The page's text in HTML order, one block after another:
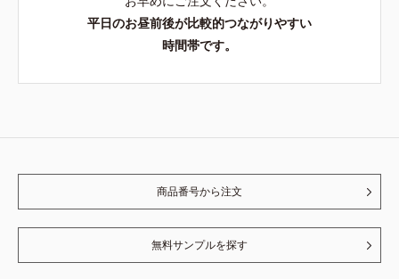
平日のお昼前後が比較的つながりやすい
時間帯です。
商品番号から注文
無料サンプルを探す